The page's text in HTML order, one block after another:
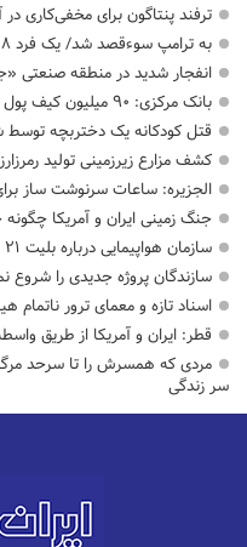
ترفند پنتاگون برای مخفی‌کاری در
به ترامپ سوءقصد شد/ یک فرد ۳۸ ساله با مهماتش دستگیر شد
انفجار شدید در منطقه صنعتی
بانک مرکزی: ۹۰ میلیون کیف پول برای ایرانی ها ساخته شد
قتل کودکانه یک دختربچه
کشف مزارع زیرزمینی تولید رمرزارز در عمق
الجزیره: ساعات سرنوشت ساز
جنگ زمینی ایران و آمریکا
سازمان هواپیمایی درباره بلیت ۲۱ میلیونی تهران - اصفهان توضیح داد
سازندگان پروژه جدیدی را شروع
اسناد تازه و معمای ترور ناتمام
قطر: ایران و آمریکا از طریق
مردی که همسرش را تا سرحد
سر زندگی